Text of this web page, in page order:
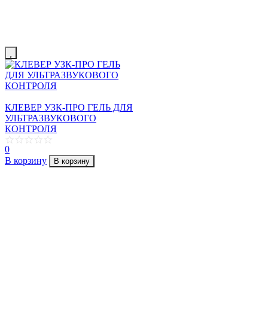
КЛЕВЕР УЗК-ПРО ГЕЛЬ ДЛЯ
УЛЬТРАЗВУКОВОГО
КОНТРОЛЯ
0
В корзину
В корзину